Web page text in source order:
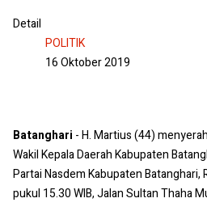
Detail
POLITIK
16 Oktober 2019
Batanghari - H. Martius (44)
Wakil Kepala Daerah Kabupaten
Partai Nasdem Kabupaten
pukul 15.30 WIB, Jalan Sultan Thaha